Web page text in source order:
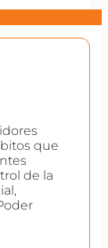
que
de la